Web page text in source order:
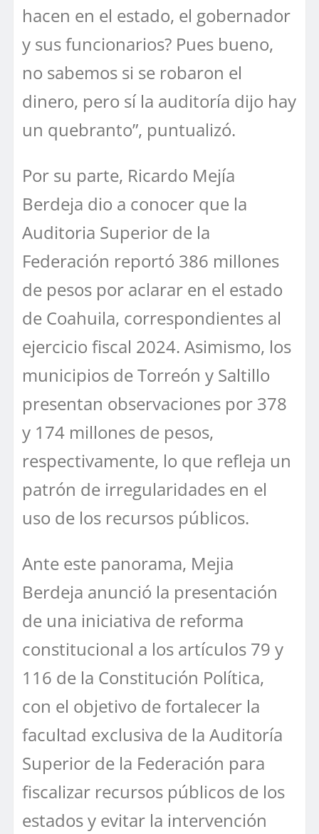
hacen en el estado, el gobernador
y sus funcionarios? Pues bueno,
no sabemos si se robaron el
dinero, pero sí la auditoría dijo hay
un quebranto”, puntualizó.
Por su parte, Ricardo Mejía
Berdeja dio a conocer que la
Auditoria Superior de la
Federación reportó 386 millones
de pesos por aclarar en el estado
de Coahuila, correspondientes al
ejercicio fiscal 2024. Asimismo, los
municipios de Torreón y Saltillo
presentan observaciones por 378
y 174 millones de pesos,
respectivamente, lo que refleja un
patrón de irregularidades en el
uso de los recursos públicos.
Ante este panorama, Mejia
Berdeja anunció la presentación
de una iniciativa de reforma
constitucional a los artículos 79 y
116 de la Constitución Política,
con el objetivo de fortalecer la
facultad exclusiva de la Auditoría
Superior de la Federación para
fiscalizar recursos públicos de los
estados y evitar la intervención